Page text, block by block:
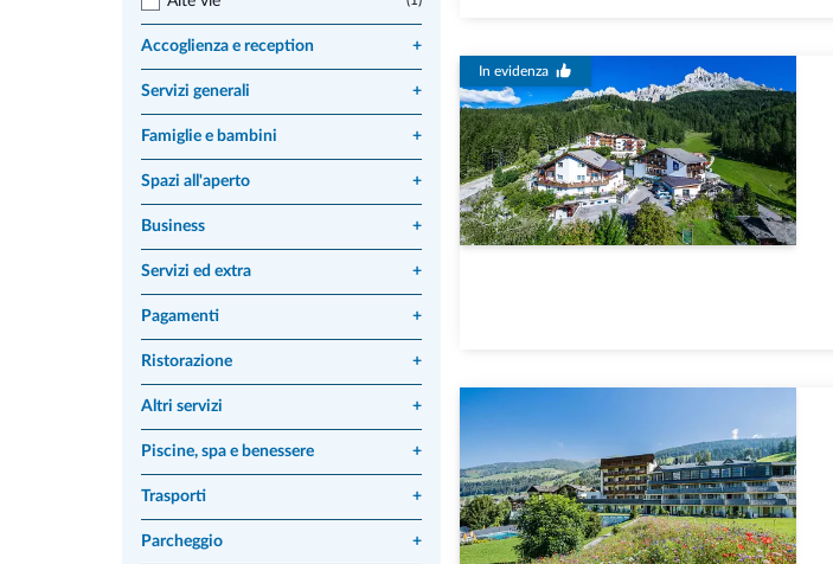
Accoglienza e reception +
Servizi generali +
Famiglie e bambini +
Spazi all'aperto +
Business +
Servizi ed extra +
Pagamenti +
Ristorazione +
Altri servizi +
Piscine, spa e benessere +
Trasporti +
Parcheggio +
In evidenza